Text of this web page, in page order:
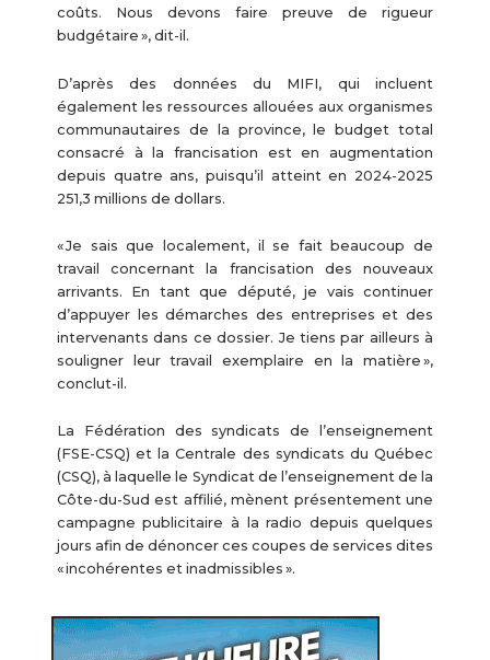
coûts. Nous devons faire preuve de rigueur
budgétaire », dit-il.
D’après des données du MIFI, qui incluent
également les ressources allouées aux organismes
communautaires de la province, le budget total
consacré à la francisation est en augmentation
depuis quatre ans, puisqu’il atteint en 2024-2025
251,3 millions de dollars.
« Je sais que localement, il se fait beaucoup de
travail concernant la francisation des nouveaux
arrivants. En tant que député, je vais continuer
d’appuyer les démarches des entreprises et des
intervenants dans ce dossier. Je tiens par ailleurs à
souligner leur travail exemplaire en la matière »,
conclut-il.
La Fédération des syndicats de l’enseignement
(FSE-CSQ) et la Centrale des syndicats du Québec
(CSQ), à laquelle le Syndicat de l’enseignement de la
Côte-du-Sud est affilié, mènent présentement une
campagne publicitaire à la radio depuis quelques
jours afin de dénoncer ces coupes de services dites
« incohérentes et inadmissibles ».